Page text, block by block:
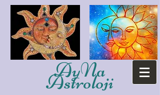
AyNa
Astroloji